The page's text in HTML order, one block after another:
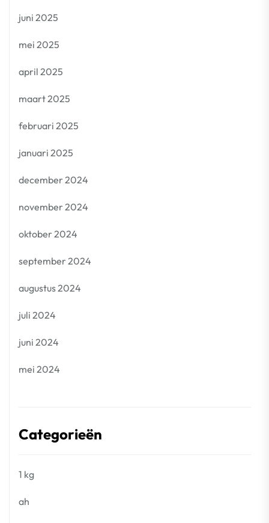
juni 2025
mei 2025
april 2025
maart 2025
februari 2025
januari 2025
december 2024
november 2024
oktober 2024
september 2024
augustus 2024
juli 2024
juni 2024
mei 2024
Categorieën
1 kg
ah